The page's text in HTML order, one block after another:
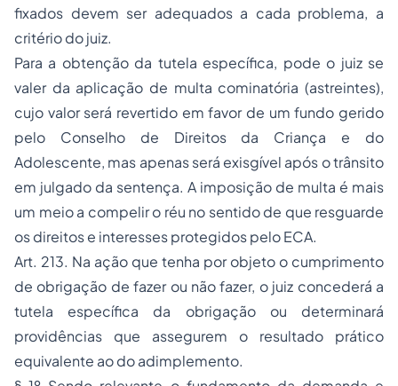
fixados devem ser adequados a cada problema, a
critério do juiz.
Para a obtenção da tutela específica, pode o juiz se
valer da aplicação de multa cominatória (astreintes),
cujo valor será revertido em favor de um fundo gerido
pelo Conselho de Direitos da Criança e do
Adolescente, mas apenas será exisgível após o trânsito
em julgado da sentença. A imposição de multa é mais
um meio a compelir o réu no sentido de que resguarde
os direitos e interesses protegidos pelo ECA.
Art. 213. Na ação que tenha por objeto o cumprimento
de obrigação de fazer ou não fazer, o juiz concederá a
tutela específica da obrigação ou determinará
providências que assegurem o resultado prático
equivalente ao do adimplemento.